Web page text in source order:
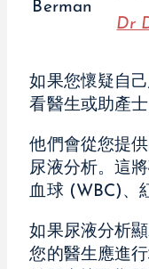
Dr
如果您懷疑自
看醫生或助產士
他們會從您提
尿液分析。這
血球 (WBC)、
如果尿液分析
您的醫生應進